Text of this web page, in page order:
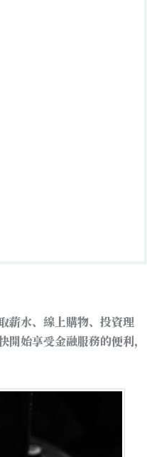
薪水、線上購物、投資理
始享受金融服務的便利，